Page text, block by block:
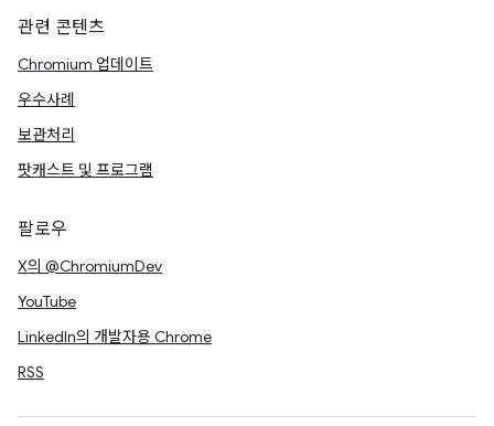
관련 콘텐츠
Chromium 업데이트
우수사례
보관처리
팟캐스트 및 프로그램
팔로우
X의 @ChromiumDev
YouTube
LinkedIn의 개발자용 Chrome
RSS